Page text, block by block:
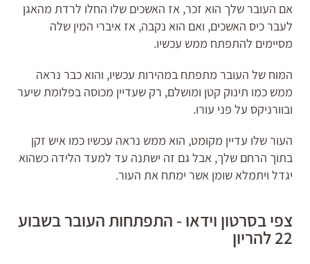
אם העובר שלך הוא זכר, אז האשכים שלו החלו לרדת מהאגן
לעבר כיס האשכים, ואם הוא נקבה, אז איברי המין שלה
מסיימים להתפתח ממש עכשיו.
המוח של העובר מתפתח במהירות עכשיו, והוא כבר נראה
ממש כמו תינוק קטן ומושלם, רק שעדיין מכוסה בפלומת שיער
ובוורניקס על פני עורו.
העור שלו עדיין מקומט, הוא ממש נראה עכשיו כמו איש זקן
בתוך הרחם שלך, אבל גם זה ישתנה עד למעד הלידה כשהוא
יגדל ויתמלא שומן אשר ימתח את העור.
צפי בסרטון וידאו - התפתחות העובר בשבוע
22 להריון